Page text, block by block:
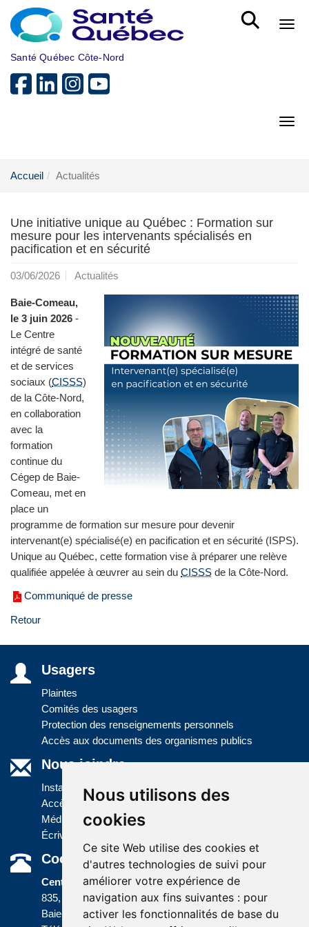
Nous utilisons des
cookies
Ce site Web utilise des cookies et
d'autres technologies de suivi pour
améliorer votre expérience de
navigation aux fins suivantes : pour
activer les fonctionnalités de base du
Aller au menu principal
Santé Québec Côte-Nord
Accueil Actualités
Une initiative unique au Québec : Formation sur
mesure pour les intervenants spécialisés en
pacification et en sécurité
03/06/2026 Actualités
Baie-Comeau,
le 3 juin 2026 -
Le Centre
intégré de santé
et de services
sociaux (CISSS)
de la Côte-Nord,
en collaboration
avec la
formation
continue du
Cégep de Baie-
Comeau, met en
place un
programme de formation sur mesure pour devenir
intervenant(e) spécialisé(e) en pacification et en sécurité (ISPS).
Unique au Québec, cette formation vise à préparer une relève
qualifiée appelée à œuvrer au sein du CISSS de la Côte-Nord.
Communiqué de presse
Retour
Usagers
Plaintes
Comités des usagers
Protection des renseignements personnels
Accès aux documents des organismes publics
Nous joindre
Installations
Accès à l'information
Médias
Écrivez-nous
Coordonnées
Centre administratif
835, boulevard Jolliet
Baie-Comeau (Québec) G5C 1P5